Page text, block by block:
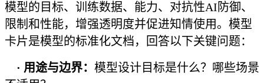
模型的目标、训练数据、能力、对抗性AI防御、
限制和性能，增强透明度并促进知情使用。模型
卡片是模型的标准化文档，回答以下关键问题：
· 用途与边界： 模型设计目标是什么？哪些场景